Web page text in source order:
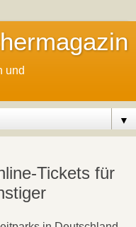
und
▼
Tickets für